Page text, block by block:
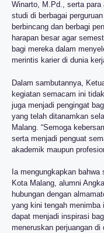
Winarto, M.Pd., serta
studi di berbagai
berbincang dan berbagi
harapan besar agar
bagi mereka dalam
merintis karier di dunia
Dalam sambutannya,
kegiatan semacam ini
juga menjadi pengingat
yang telah ditanamkan
Malang. “Semoga
serta menjadi penguat
akademik maupun
Ia mengungkapkan
Kota Malang, alumni
hubungan dengan
yang kini tengah menimba
dapat menjadi inspirasi
meneruskan perjuangan di